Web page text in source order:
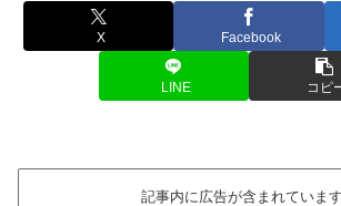
X Facebook
LINE コピ
記事内に広告が含まれています